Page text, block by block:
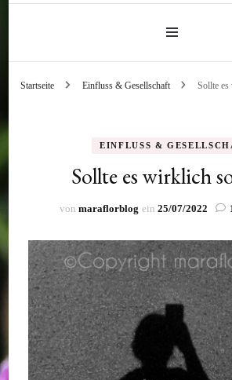
Startseite Einfluss & Gesellschaft Sollte
EINFLUSS &
Sollte es wirklich
von maraflorblog ein 25/07/2022